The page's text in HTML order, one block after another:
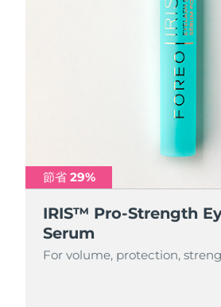
節省 29%
IRIS™ Pro-Strength
Serum
For volume, protection,